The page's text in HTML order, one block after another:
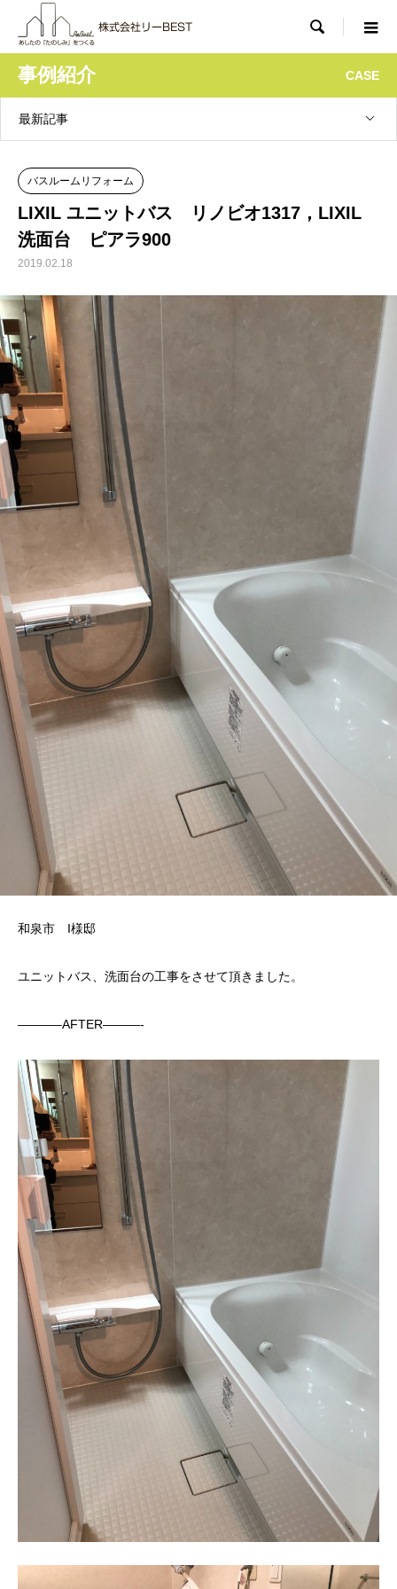

事例紹介 CASE
最新記事
バスルームリフォーム
LIXIL ユニットバス リノビオ1317，LIXIL
洗面台 ピアラ900
2019.02.18
和泉市 I様邸
ユニットバス、洗面台の工事をさせて頂きました。
———–AFTER———-